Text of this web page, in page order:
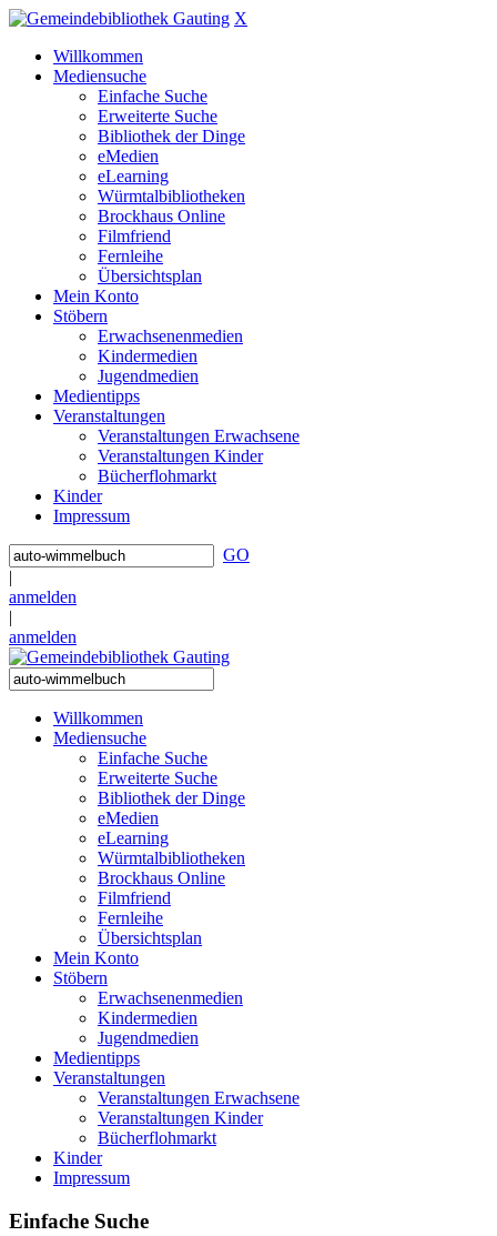
X
Willkommen
Mediensuche
Einfache Suche
Erweiterte Suche
Bibliothek der Dinge
eMedien
eLearning
Würmtalbibliotheken
Brockhaus Online
Filmfriend
Fernleihe
Übersichtsplan
Mein Konto
Stöbern
Erwachsenenmedien
Kindermedien
Jugendmedien
Medientipps
Veranstaltungen
Veranstaltungen Erwachsene
Veranstaltungen Kinder
Bücherflohmarkt
Kinder
Impressum
GO
|
anmelden
|
anmelden
Willkommen
Mediensuche
Einfache Suche
Erweiterte Suche
Bibliothek der Dinge
eMedien
eLearning
Würmtalbibliotheken
Brockhaus Online
Filmfriend
Fernleihe
Übersichtsplan
Mein Konto
Stöbern
Erwachsenenmedien
Kindermedien
Jugendmedien
Medientipps
Veranstaltungen
Veranstaltungen Erwachsene
Veranstaltungen Kinder
Bücherflohmarkt
Kinder
Impressum
Einfache Suche